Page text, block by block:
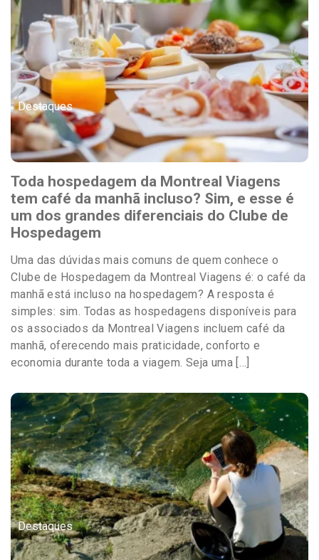
Destaques
Toda hospedagem da Montreal Viagens
tem café da manhã incluso? Sim, e esse é
um dos grandes diferenciais do Clube de
Hospedagem
Uma das dúvidas mais comuns de quem conhece o
Clube de Hospedagem da Montreal Viagens é: o café da
manhã está incluso na hospedagem? A resposta é
simples: sim. Todas as hospedagens disponíveis para
os associados da Montreal Viagens incluem café da
manhã, oferecendo mais praticidade, conforto e
economia durante toda a viagem. Seja uma […]
Destaques